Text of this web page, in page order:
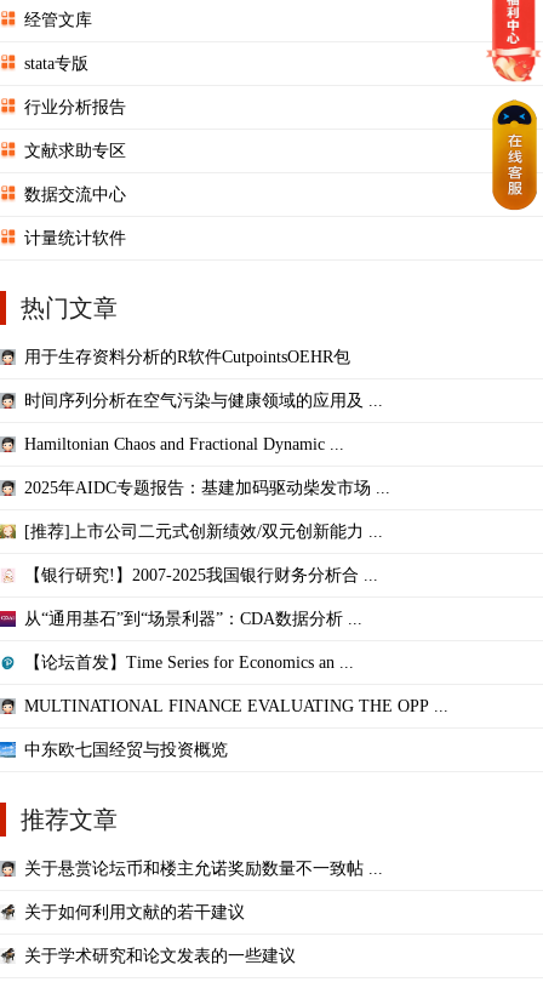
经管文库
stata专版
行业分析报告
文献求助专区
数据交流中心
计量统计软件
热门文章
用于生存资料分析的R软件CutpointsOEHR包
时间序列分析在空气污染与健康领域的应用及 ...
Hamiltonian Chaos and Fractional Dynamic ...
2025年AIDC专题报告：基建加码驱动柴发市场 ...
[推荐]上市公司二元式创新绩效/双元创新能力 ...
【银行研究!】2007-2025我国银行财务分析合 ...
从“通用基石”到“场景利器”：CDA数据分析 ...
【论坛首发】Time Series for Economics an ...
MULTINATIONAL FINANCE EVALUATING THE OPP ...
中东欧七国经贸与投资概览
推荐文章
关于悬赏论坛币和楼主允诺奖励数量不一致帖 ...
关于如何利用文献的若干建议
关于学术研究和论文发表的一些建议